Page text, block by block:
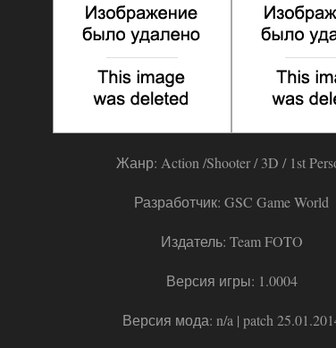
Жанр: Action /Shooter / 3D / 1st
Разработчик: GSC Game World
Издатель: Team FOTO
Версия игры: 1.0004
Версия мода: n/a | patch